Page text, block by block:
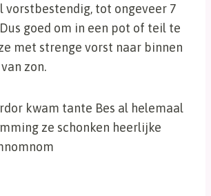
vorstbestendig, tot ongeveer 7
goed om in een pot of teil te
met strenge vorst naar binnen
zon.
kwam tante Bes al helemaal
ze schonken heerlijke